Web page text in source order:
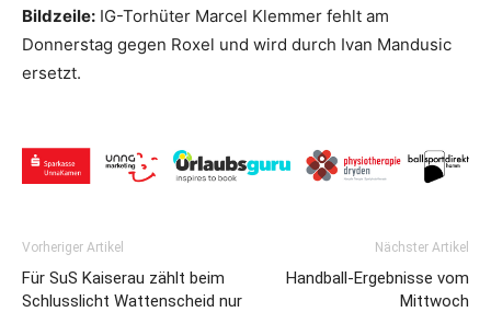
Bildzeile: IG-Torhüter Marcel Klemmer fehlt am
Donnerstag gegen Roxel und wird durch Ivan Mandusic
ersetzt.
Vorheriger Artikel
Für SuS Kaiserau zählt beim
Schlusslicht Wattenscheid nur
Nächster Artikel
Handball-Ergebnisse vom
Mittwoch